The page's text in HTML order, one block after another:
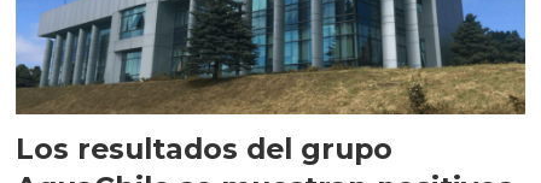
Los resultados del grupo